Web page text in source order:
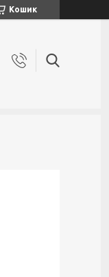
Кошик